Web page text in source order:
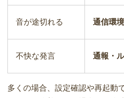
音が途切れる 通信環
不快な発言 通報・
多くの場合、設定確認や再起動